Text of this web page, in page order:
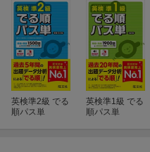
A6
分野／語数等 英単語
アプリ対応 3択問題・
赤セルシート
英検準2級 でる
順パス単
英検準1級 でる
順パス単